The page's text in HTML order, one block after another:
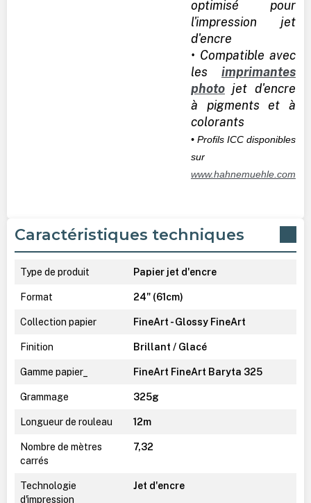
optimisé pour
l'impression jet
d'encre
• Compatible avec
les imprimantes
photojet d'encre
à pigments et à
colorants
• Profils ICC disponibles
sur
www.hahnemuehle.com
Caractéristiques techniques
Type de produit Papier jet d'encre
Format 24" (61cm)
Collection papier FineArt - Glossy FineArt
Finition Brillant / Glacé
Gamme papier_ FineArt FineArt Baryta 325
Grammage 325g
Longueur de rouleau 12m
Nombre de mètres
carrés
7,32
Technologie
d'impression
Jet d'encre